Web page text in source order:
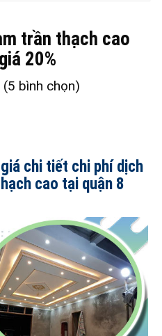
trần thạch cao
20%
bình chọn)
chi tiết chi phí dịch
cao tại quận 8